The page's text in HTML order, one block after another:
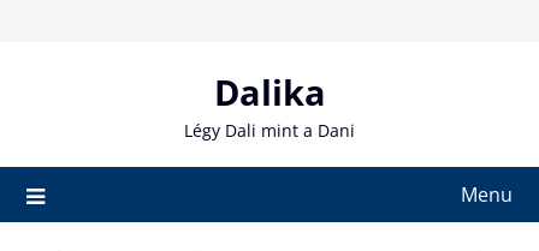
Dalika
Légy Dali mint a Dani
Menu